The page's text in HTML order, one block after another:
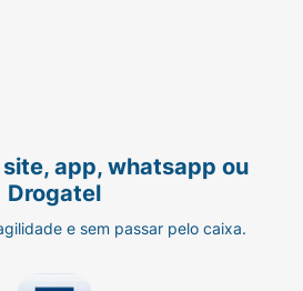
app, whatsapp ou
Drogatel
e sem passar pelo caixa.